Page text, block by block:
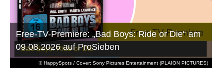
© HappySpots / Cover: Sony Pictures Entertainment (PLAION PICTURES)
Free-TV-Premiere: „Bad Boys: Ride or Die“ am
09.08.2026 auf ProSieben